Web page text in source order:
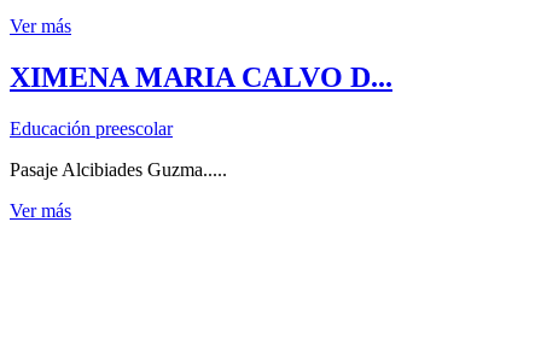
Ver más
XIMENA MARIA CALVO D...
Educación preescolar
Pasaje Alcibiades Guzma.....
Ver más